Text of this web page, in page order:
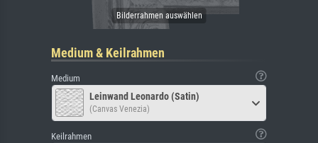
Medium & Keilrahmen
Medium
Leinwand Leonardo (Satin)
(Canvas Venezia)
Keilrahmen